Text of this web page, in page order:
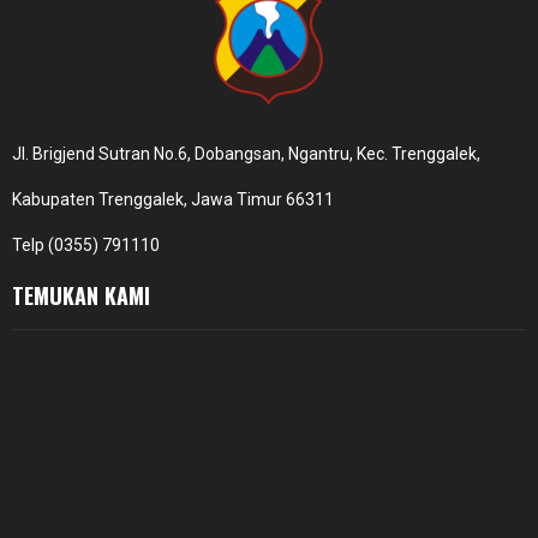
Jl. Brigjend Sutran No.6, Dobangsan, Ngantru, Kec. Trenggalek,
Kabupaten Trenggalek, Jawa Timur 66311
Telp (0355) 791110
TEMUKAN KAMI